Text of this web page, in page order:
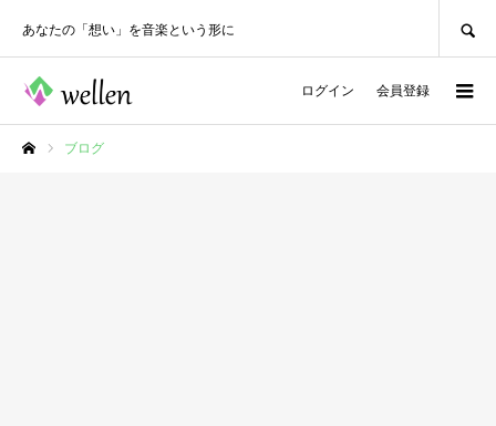
あなたの「想い」を音楽という形に
ログイン 会員登録
ブログ